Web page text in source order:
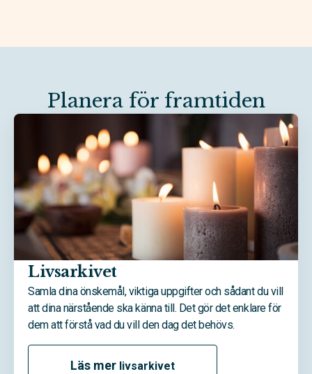
Planera för framtiden
Livsarkivet
Samla dina önskemål, viktiga uppgifter och sådant du vill
att dina närstående ska känna till. Det gör det enklare för
dem att förstå vad du vill den dag det behövs.
Läs mer livsarkivet